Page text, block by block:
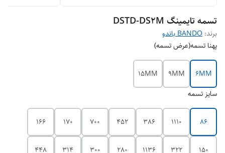
تسمه تایمینگ DSTD-DS2M
برند: BANDO باندو
پهنا تسمه(عرض تسمه)
6MM
9MM
15MM
سایز تسمه
86
1110
386
452
700
170
166
150
322
1136
280
300
314
448